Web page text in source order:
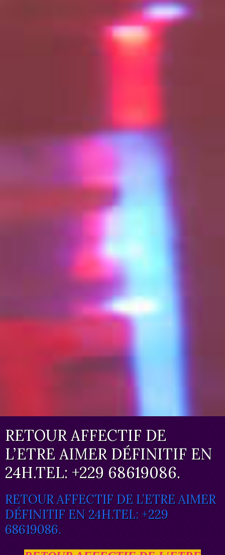
RETOUR AFFECTIF DE
L’ETRE AIMER DÉFINITIF EN
24H.TEL: +229 68619086.
RETOUR AFFECTIF DE L’ETRE AIMER
DÉFINITIF EN 24H.TEL: +229
68619086.